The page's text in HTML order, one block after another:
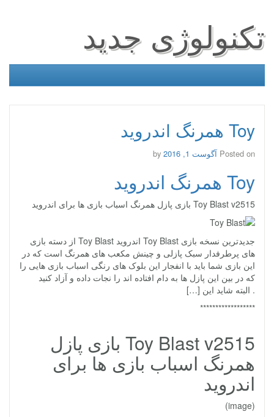
تکنولوژی جدید
Toy همرنگ اندروید
Posted on آگوست 1, 2016
Toy همرنگ اندروید
Toy Blast v2515 بازی پازل همرنگ اسباب بازی ها برای اندروید
جدیدترین نسخه بازی Toy Blast اندروید Toy Blast از دسته بازی
های پرطرفدار سبک پازلی و چینش مکعب های همرنگ است که در
این بازی شما باید با انفجار این بلوک های رنگی اسباب بازی هایی را
که در بین این پازل ها به دام افتاده اند را نجات داده و آزاد کنید
. البته شاید این […]
******************
Toy Blast v2515 بازی پازل
همرنگ اسباب بازی ها برای
اندروید
(image)